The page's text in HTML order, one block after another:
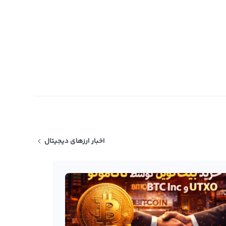
اخبار ارزهای دیجیتال